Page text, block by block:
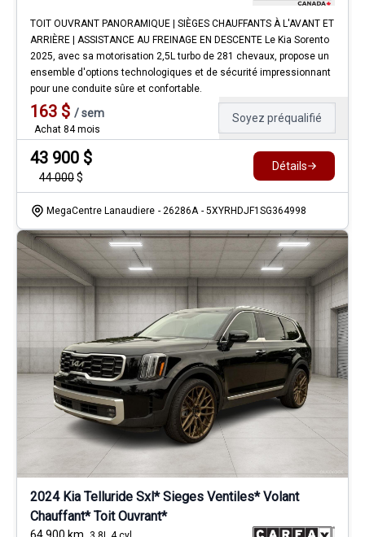
TOIT OUVRANT PANORAMIQUE | SIÈGES CHAUFFANTS À L'AVANT ET
ARRIÈRE | ASSISTANCE AU FREINAGE EN DESCENTE Le Kia Sorento
2025, avec sa motorisation 2,5L turbo de 281 chevaux, propose un
ensemble d'options technologiques et de sécurité impressionnant
pour une conduite sûre et confortable.
163 $ /sem
Achat 84 mois
Soyez préqualifié
43 900 $
44 000$
Détails
MegaCentre Lanaudiere - 26286A - 5XYRHDJF1SG364998
2024 Kia Telluride Sxl* Sieges Ventiles* Volant
Chauffant* Toit Ouvrant*